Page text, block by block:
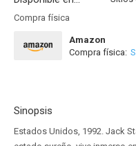
Compra física
Amazon
Compra física:
Sinopsis
Estados Unidos, 1992. Jack